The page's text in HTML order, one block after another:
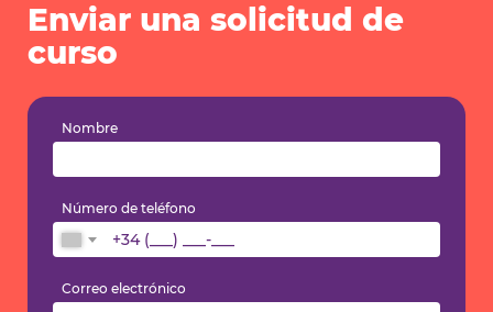
Enviar una solicitud de
curso
Nombre
Número de teléfono
Correo electrónico